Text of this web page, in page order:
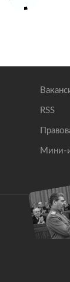
RSS
Мини-
Все права защищены.